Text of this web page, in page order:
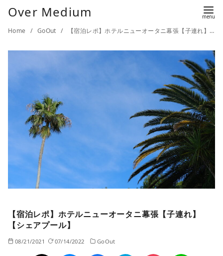
Over Medium
Home GoOut 【宿泊レポ】ホテルニューオータニ幕張【子連れ】【シェアプール】
【宿泊レポ】ホテルニューオータニ幕張【子連れ】
【シェアプール】
08/21/2021 07/14/2022 GoOut